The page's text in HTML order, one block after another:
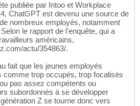
publiée par Intoo et Workplace
ChatGPT est devenu une source de
nombreux employés, notamment
le rapport de l'enquête, qui a
américains,
actu/354863/.
fait que les jeunes employés
comme trop occupés, trop focalisés
pas assez compétents ou
subordonnés à se développer
Z se tourne donc vers